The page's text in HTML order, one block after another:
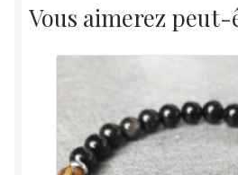
Vous aimerez